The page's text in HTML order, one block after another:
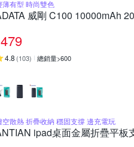
薄有型 時尚雙色
威剛 C100 10000mAh
479
4.8 (103) 總銷量>600
空散熱 折疊收納 穩固支撐 邊充電玩
ipad桌面金屬折疊平板